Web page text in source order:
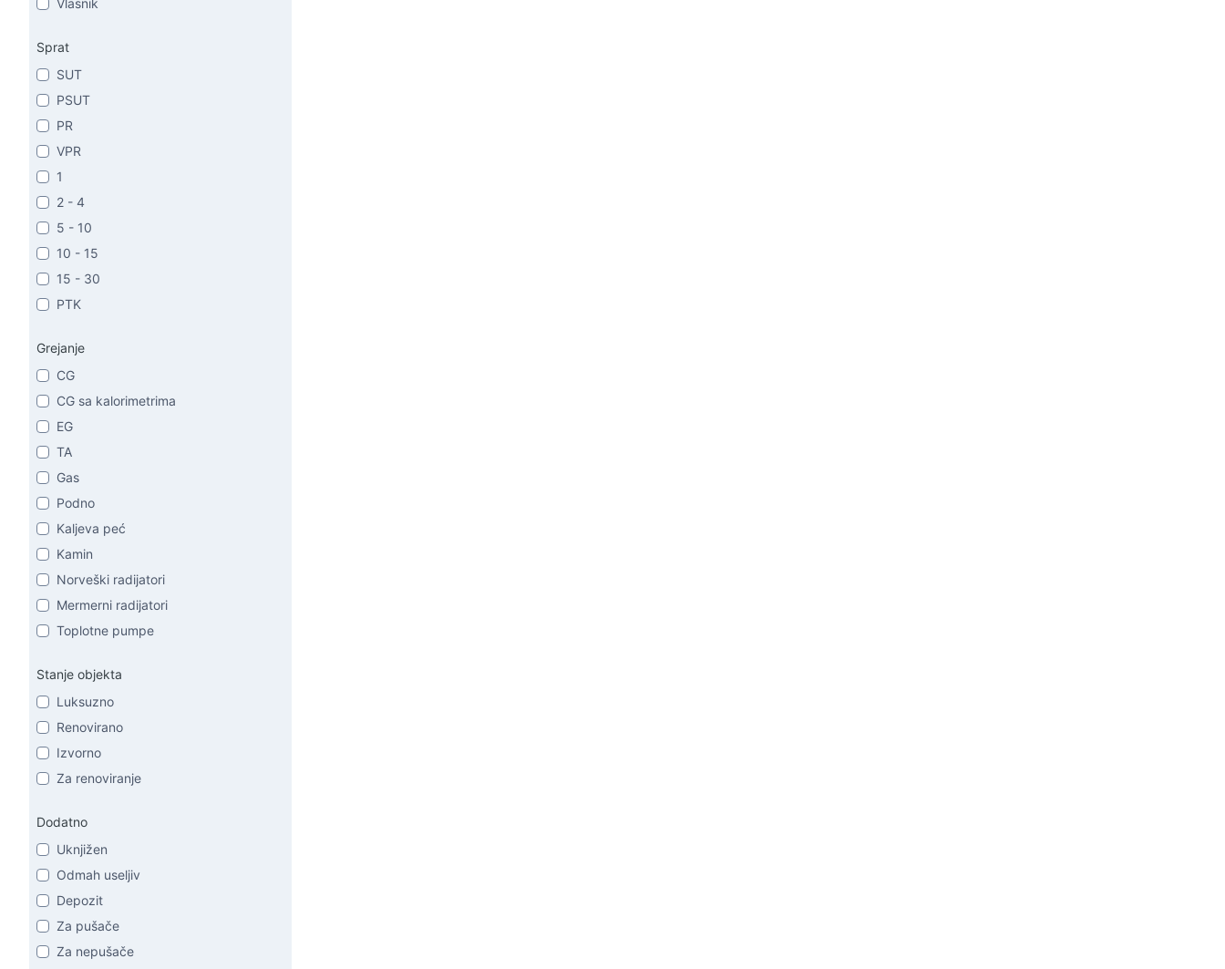
Vlasnik
Sprat
SUT
PSUT
PR
VPR
1
2 - 4
5 - 10
10 - 15
15 - 30
PTK
Grejanje
CG
CG sa kalorimetrima
EG
TA
Gas
Podno
Kaljeva peć
Kamin
Norveški radijatori
Mermerni radijatori
Toplotne pumpe
Stanje objekta
Luksuzno
Renovirano
Izvorno
Za renoviranje
Dodatno
Uknjižen
Odmah useljiv
Depozit
Za pušače
Za nepušače